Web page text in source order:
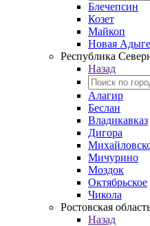
Блечепсин
Козет
Майкоп
Новая
Республика
Назад
Алагир
Беслан
Владикавказ
Дигора
Мичурино
Моздок
Октябрьское
Чикола
Ростовская
Назад